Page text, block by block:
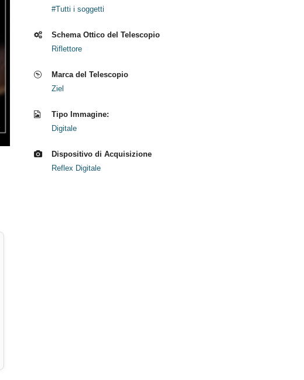
#Tutti i soggetti
Schema Ottico del Telescopio
Riflettore
Marca del Telescopio
Ziel
Tipo Immagine:
Digitale
Dispositivo di Acquisizione
Reflex Digitale